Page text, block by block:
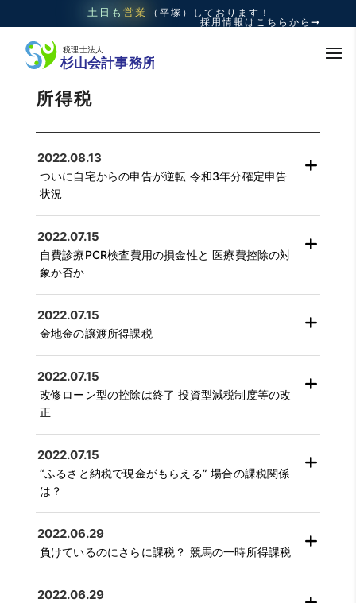
土日も 営業 （平塚）
しております！
採用情報はこちらから➞
所得税
ついに自宅からの申告が逆転 令和3年分確定申告
状況
2022.08.13
自費診療PCR検査費用の損金性と 医療費控除の対
象か否か
2022.07.15
金地金の譲渡所得課税
2022.07.15
改修ローン型の控除は終了 投資型減税制度等の改
正
2022.07.15
“ふるさと納税で現金がもらえる” 場合の課税関係
は？
2022.07.15
負けているのにさらに課税？ 競馬の一時所得課税
2022.06.29
2022.06.29